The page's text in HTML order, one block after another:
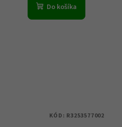
Do košíka
KÓD: R3253577002